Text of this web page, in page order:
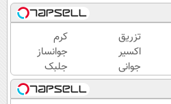
تزریق
اکسیر
جوانی
به
پوست
کرم
جوانساز
جلبک
اسپیرولینا
🔥 (تحت